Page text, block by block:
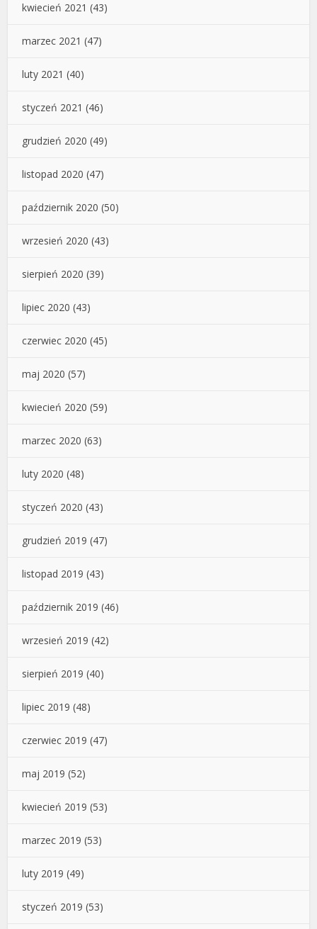
kwiecień 2021 (43)
marzec 2021 (47)
luty 2021 (40)
styczeń 2021 (46)
grudzień 2020 (49)
listopad 2020 (47)
październik 2020 (50)
wrzesień 2020 (43)
sierpień 2020 (39)
lipiec 2020 (43)
czerwiec 2020 (45)
maj 2020 (57)
kwiecień 2020 (59)
marzec 2020 (63)
luty 2020 (48)
styczeń 2020 (43)
grudzień 2019 (47)
listopad 2019 (43)
październik 2019 (46)
wrzesień 2019 (42)
sierpień 2019 (40)
lipiec 2019 (48)
czerwiec 2019 (47)
maj 2019 (52)
kwiecień 2019 (53)
marzec 2019 (53)
luty 2019 (49)
styczeń 2019 (53)